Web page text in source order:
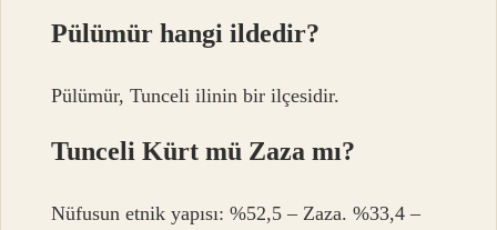
Pülümür hangi ildedir?
Pülümür, Tunceli ilinin bir ilçesidir.
Tunceli Kürt mü Zaza mı?
Nüfusun etnik yapısı: %52,5 – Zaza. %33,4 –